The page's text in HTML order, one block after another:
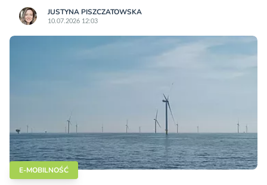
JUSTYNA PISZCZATOWSKA
10.07.2026 12:03
E-MOBILNOŚĆ